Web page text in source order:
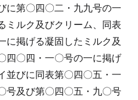
に第〇四〇二・九九号の一
ミルク及びクリーム、同表
に掲げる凝固したミルク及
四〇四・一〇号の一に掲げ
並びに同表第〇四〇五・一
号及び第〇四〇五・九〇号